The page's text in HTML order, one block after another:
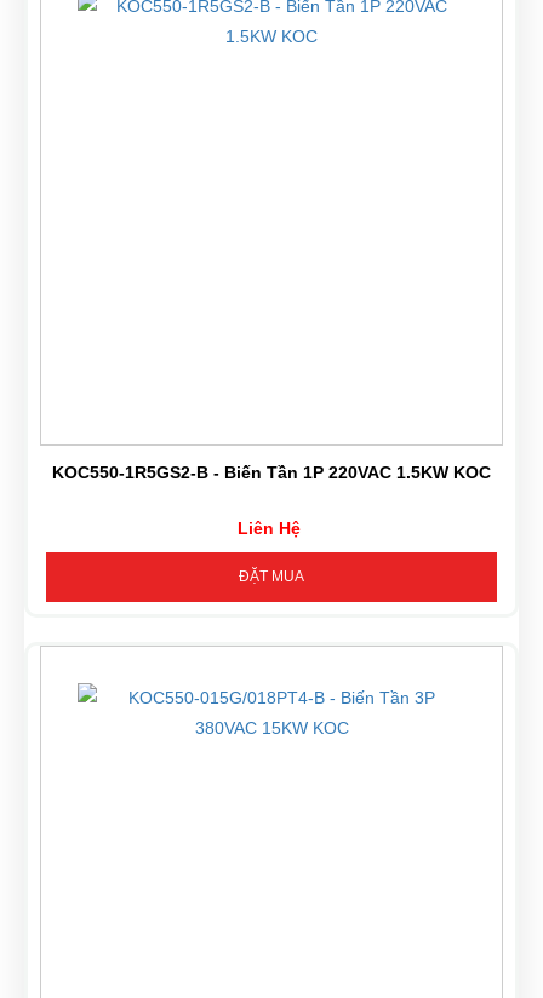
KOC550-1R5GS2-B - Biến Tần 1P 220VAC 1.5KW KOC
Liên Hệ
ĐẶT MUA